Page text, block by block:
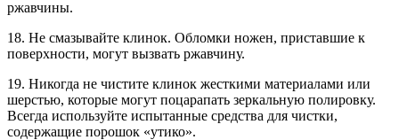
ржавчины.
18. Не смазывайте клинок. Обломки ножен, приставшие к
поверхности, могут вызвать ржавчину.
19. Никогда не чистите клинок жесткими материалами или
шерстью, которые могут поцарапать зеркальную полировку.
Всегда используйте испытанные средства для чистки,
содержащие порошок «утико».